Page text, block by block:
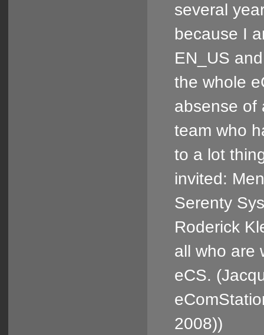
several
because I
EN_US
the whole
absense of
team who
to a lot
invited:
Serenty
Roderick
all who are
eCS.
2008))